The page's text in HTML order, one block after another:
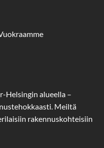
Helsingin alueella –
Meiltä
rakennuskohteisiin